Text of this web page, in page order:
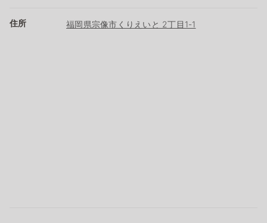
住所 福岡県宗像市くりえいと 2丁目1-1